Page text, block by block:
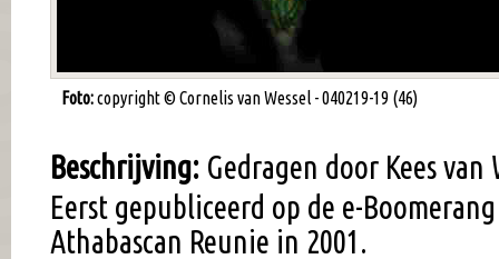
Foto:copyright © Cornelis van Wessel - 040219-19 (46)
Beschrijving: Gedragen door Kees van
Eerst gepubliceerd op de e-
Athabascan Reunie in 2001.